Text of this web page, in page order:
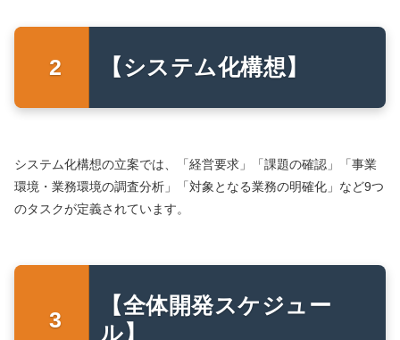
【システム化構想】
システム化構想の立案では、「経営要求」「課題の確認」「事業
環境・業務環境の調査分析」「対象となる業務の明確化」など9つ
のタスクが定義されています。
【全体開発スケジュー
ル】